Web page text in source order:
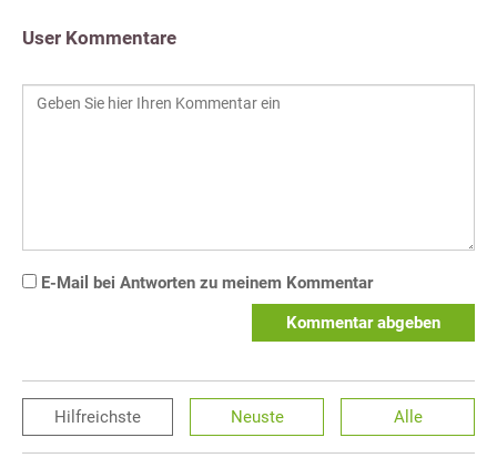
User Kommentare
E-Mail bei Antworten zu meinem Kommentar
Kommentar abgeben
Hilfreichste Neuste Alle